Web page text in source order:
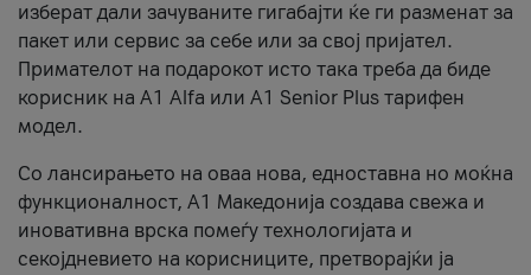
изберат дали зачуваните гигабајти ќе ги разменат за
пакет или сервис за себе или за свој пријател.
Примателот на подарокот исто така треба да биде
корисник на А1 Alfa или A1 Senior Plus тарифен
модел.
Со лансирањето на оваа нова, едноставна но моќна
функционалност, А1 Македонија создава свежа и
иновативна врска помеѓу технологијата и
секојдневието на корисниците, претворајќи ја